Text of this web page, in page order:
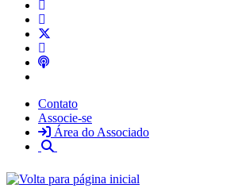
Contato
Associe-se
Área do Associado